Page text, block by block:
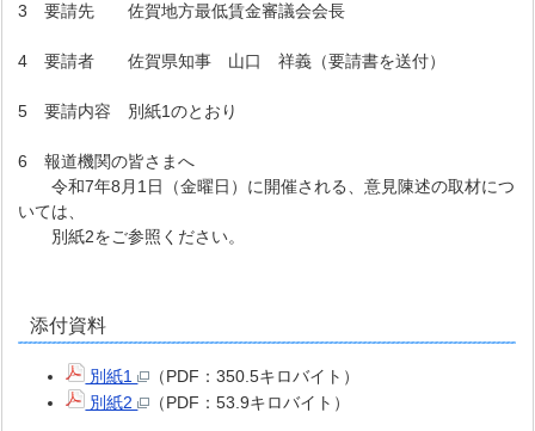
3 要請先 佐賀地方最低賃金審議会会長
4 要請者 佐賀県知事 山口 祥義（要請書を送付）
5 要請内容 別紙1のとおり
6 報道機関の皆さまへ
令和7年8月1日（金曜日）に開催される、意見陳述の取材につ
いては、
別紙2をご参照ください。
添付資料
別紙1
（PDF：350.5キロバイト）
別紙2
（PDF：53.9キロバイト）